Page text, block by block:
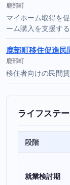
鹿部町
マイホーム取得を
ーム購入を支援する
鹿部町移住促進
鹿部町
移住者向けの民間
ライフステ
段階
就業検討期